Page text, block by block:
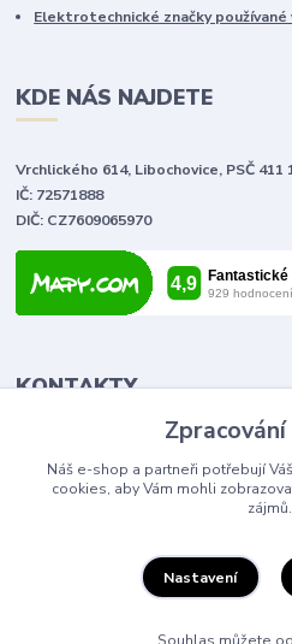
Elektrotechnické značky
KDE NÁS NAJDETE
Vrchlického 614, Libochovice, PSČ 411
IČ: 72571888
DIČ: CZ7609065970
KONTAKTY
Tomáš Vlček
+420 702 090 443
volejte od 9,00 - 20,00 hod
info@elektromaterial.cz
Náš e-shop a partneři potřebují Váš
cookies, aby Vám mohli
zájmů.
Nastavení
Souhlas můžete